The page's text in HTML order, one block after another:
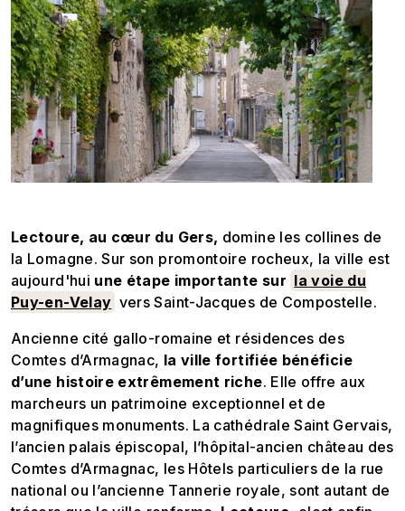
Lectoure, au cœur du Gers, domine les collines de
la Lomagne. Sur son promontoire rocheux, la ville est
aujourd'hui une étape importante sur la voie du
Puy-en-Velay vers Saint-Jacques de Compostelle.
Ancienne cité gallo-romaine et résidences des
Comtes d’Armagnac, la ville fortifiée bénéficie
d’une histoire extrêmement riche. Elle offre aux
marcheurs un patrimoine exceptionnel et de
magnifiques monuments. La cathédrale Saint Gervais,
l’ancien palais épiscopal, l’hôpital-ancien château des
Comtes d’Armagnac, les Hôtels particuliers de la rue
national ou l’ancienne Tannerie royale, sont autant de